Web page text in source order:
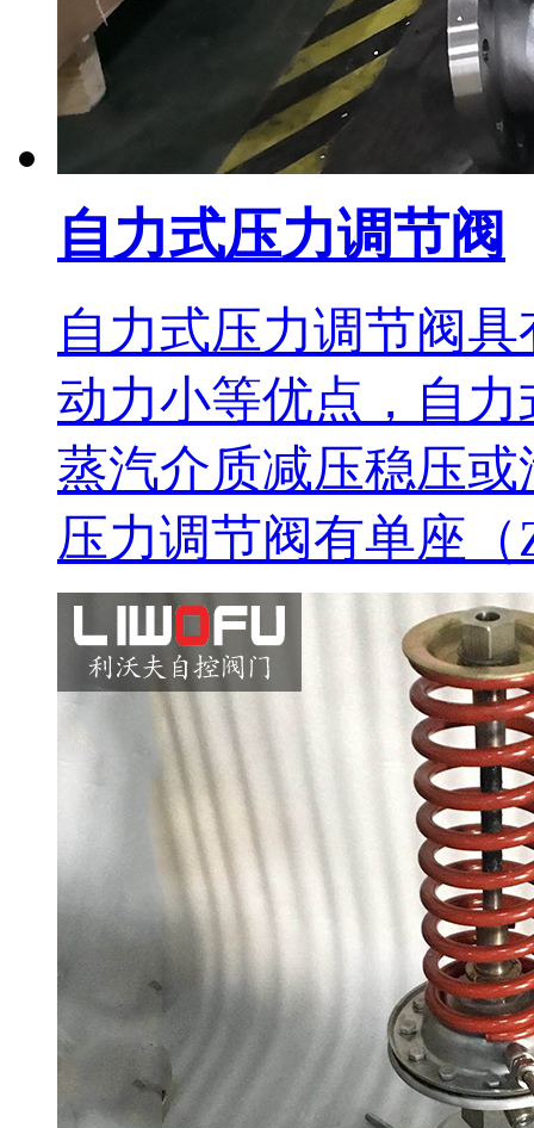
自力式压力调节阀
自力式压力调节阀
动力小等优点，自
蒸汽介质减压稳压
压力调节阀有单座